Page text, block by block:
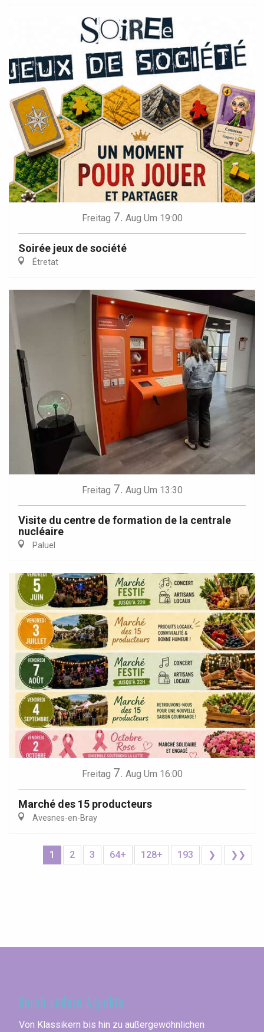
Freitag 7. Aug Um 19:00
Soirée jeux de société
Étretat
Freitag 7. Aug Um 13:30
Visite du centre de formation de la centrale
nucléaire
Paluel
Freitag 7. Aug Um 16:00
Marché des 15 producteurs
Avesnes-en-Bray
1 2 3 64+ 128+ 193 ❯ ❯❯
Durch andere Aspekte
Von Klassikern bis hin zu außergewöhnlichen